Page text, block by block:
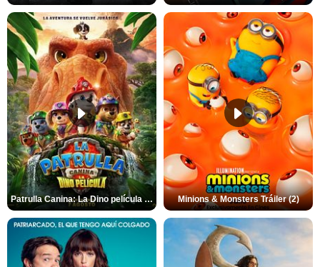
Patrulla Canina: La Dino película Tráiler VO Minions & Monsters Tráiler (2)